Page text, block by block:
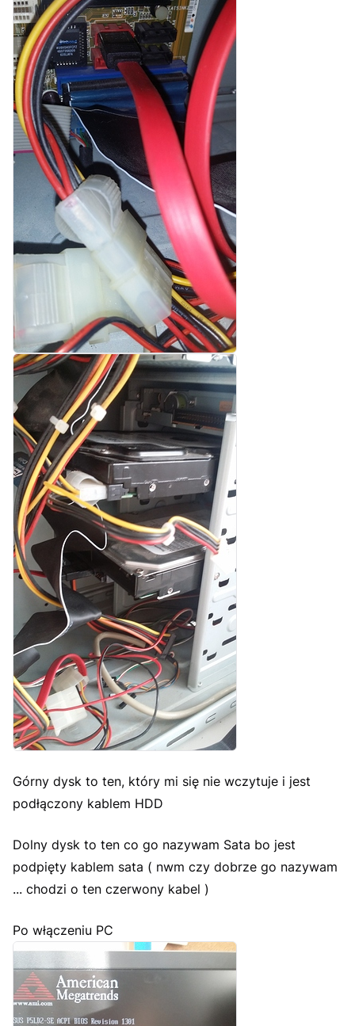
Górny dysk to ten, który mi się nie wczytuje i jest
podłączony kablem HDD
Dolny dysk to ten co go nazywam Sata bo jest
podpięty kablem sata ( nwm czy dobrze go nazywam
... chodzi o ten czerwony kabel )
Po włączeniu PC